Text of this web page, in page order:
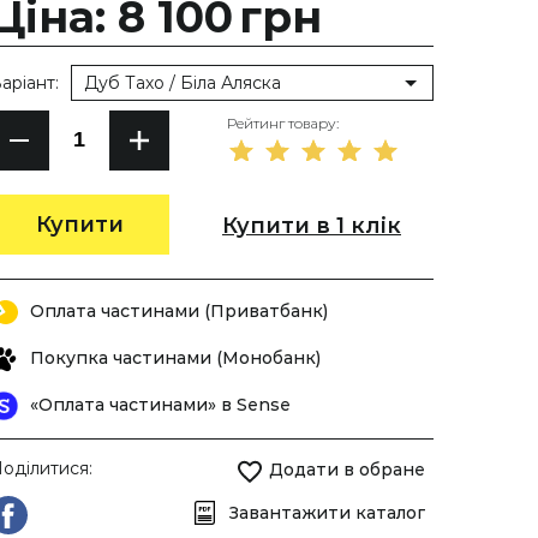
8 100 грн
Купити
Дуб Тахо / Біла Аляска
Рейтинг товару:
Купити в 1 клік
Оплата частинами (Приватбанк)
Покупка частинами (Монобанк)
«Оплата частинами» в Sense
Додати в обране
Завантажити каталог